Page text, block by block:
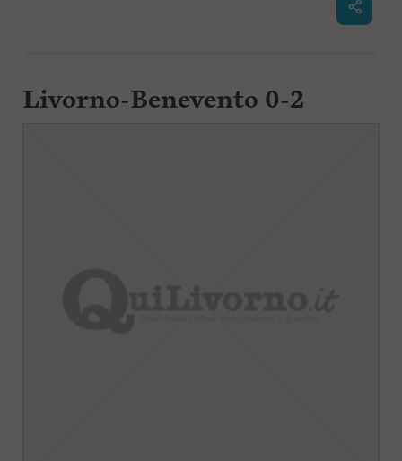
Livorno-Benevento 0-2